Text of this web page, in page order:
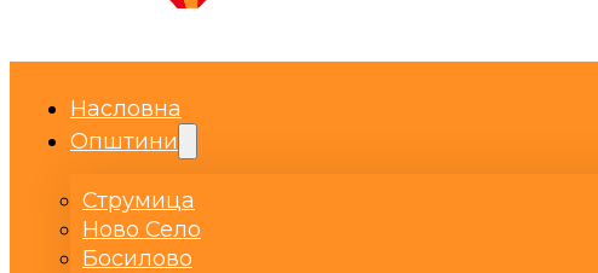
Насловна
Општини
Струмица
Ново Село
Босилово